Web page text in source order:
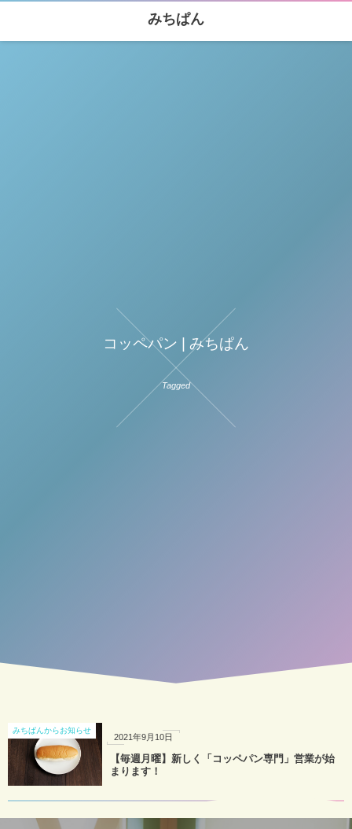
みちぱん
コッペパン | みちぱん
Tagged
みちぱんからお知らせ
2021年9月10日
【毎週月曜】新しく「コッペパン専門」営業が始
まります！